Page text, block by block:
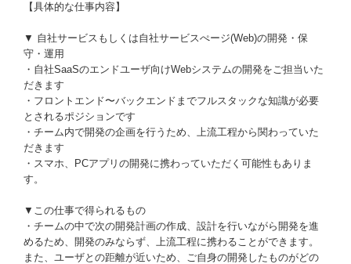
【具体的な仕事内容】
▼ 自社サービスもしくは自社サービスぺージ(Web)の開発・保
守・運用
・自社SaaSのエンドユーザ向けWebシステムの開発をご担当いた
だきます
・フロントエンド〜バックエンドまでフルスタックな知識が必要
とされるポジションです
・チーム内で開発の企画を行うため、上流工程から関わっていた
だきます
・スマホ、PCアプリの開発に携わっていただく可能性もありま
す。
▼この仕事で得られるもの
・チームの中で次の開発計画の作成、設計を行いながら開発を進
めるため、開発のみならず、上流工程に携わることができます。
また、ユーザとの距離が近いため、ご自身の開発したものがどの